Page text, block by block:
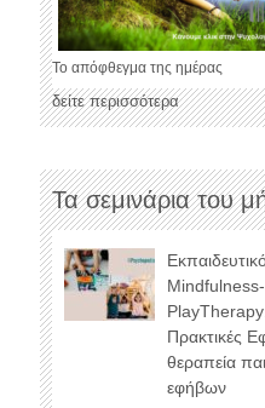
Το απόφθεγμα της ημέρας
δείτε περισσότερα
Τα σεμινάρια του
PlayTherapy:
Πρακτικές
θεραπεία
εφήβων